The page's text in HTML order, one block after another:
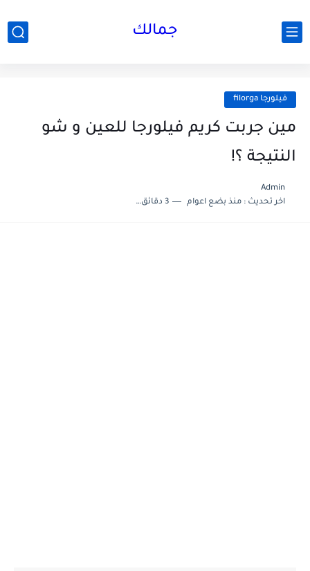
جمالك
فيلورجا filorga
مين جربت كريم فيلورجا للعين و شو
النتيجة ؟!
Admin
اخر تحديث :منذ بضع اعوام 3 دقائق للقراءة